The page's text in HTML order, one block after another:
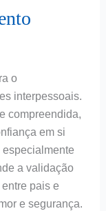
o
interpessoais.
compreendida,
em si
especialmente
a validação
pais e
e segurança.